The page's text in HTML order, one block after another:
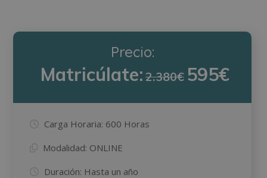
Precio:
Matricúlate:2.380€ 595€
Carga Horaria: 600 Horas
Modalidad: ONLINE
Duración: Hasta un año